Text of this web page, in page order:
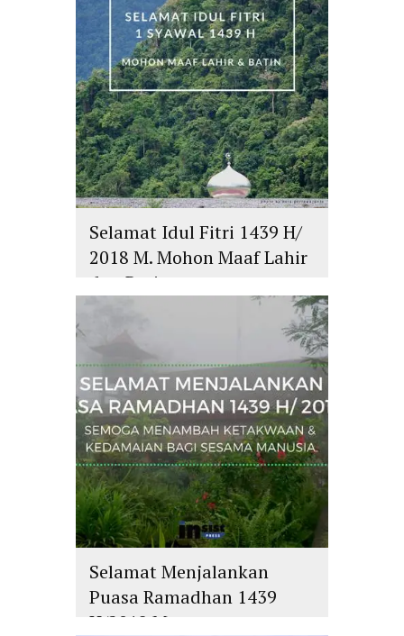
Selamat Idul Fitri 1439 H/
2018 M. Mohon Maaf Lahir
dan Batin
Selamat Menjalankan
Puasa Ramadhan 1439
H/2018 M